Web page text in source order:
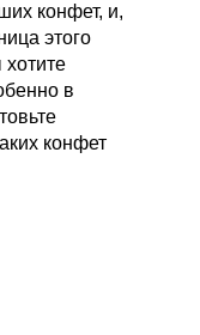
конфет, и,
этого
в
конфет